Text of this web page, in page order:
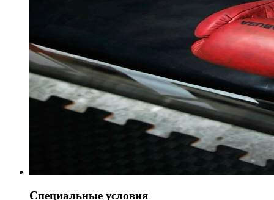
Специальные условия